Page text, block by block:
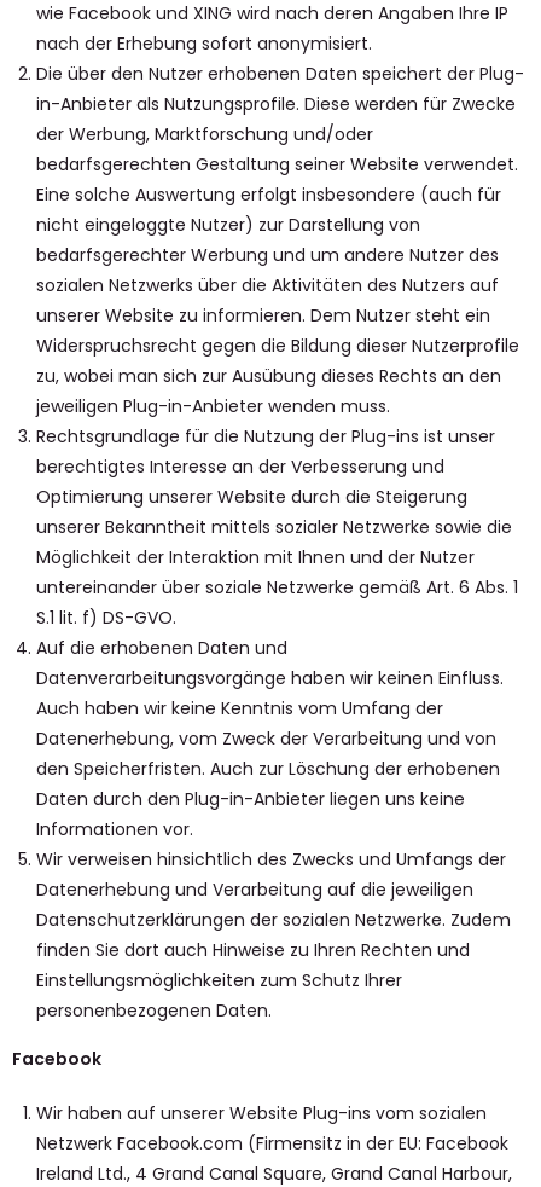
wie Facebook und XING wird nach deren Angaben Ihre IP
nach der Erhebung sofort anonymisiert.
Die über den Nutzer erhobenen Daten speichert der Plug-
in-Anbieter als Nutzungsprofile. Diese werden für Zwecke
der Werbung, Marktforschung und/oder
bedarfsgerechten Gestaltung seiner Website verwendet.
Eine solche Auswertung erfolgt insbesondere (auch für
nicht eingeloggte Nutzer) zur Darstellung von
bedarfsgerechter Werbung und um andere Nutzer des
sozialen Netzwerks über die Aktivitäten des Nutzers auf
unserer Website zu informieren. Dem Nutzer steht ein
Widerspruchsrecht gegen die Bildung dieser Nutzerprofile
zu, wobei man sich zur Ausübung dieses Rechts an den
jeweiligen Plug-in-Anbieter wenden muss.
Rechtsgrundlage für die Nutzung der Plug-ins ist unser
berechtigtes Interesse an der Verbesserung und
Optimierung unserer Website durch die Steigerung
unserer Bekanntheit mittels sozialer Netzwerke sowie die
Möglichkeit der Interaktion mit Ihnen und der Nutzer
untereinander über soziale Netzwerke gemäß Art. 6 Abs. 1
S.1 lit. f) DS-GVO.
Auf die erhobenen Daten und
Datenverarbeitungsvorgänge haben wir keinen Einfluss.
Auch haben wir keine Kenntnis vom Umfang der
Datenerhebung, vom Zweck der Verarbeitung und von
den Speicherfristen. Auch zur Löschung der erhobenen
Daten durch den Plug-in-Anbieter liegen uns keine
Informationen vor.
Wir verweisen hinsichtlich des Zwecks und Umfangs der
Datenerhebung und Verarbeitung auf die jeweiligen
Datenschutzerklärungen der sozialen Netzwerke. Zudem
finden Sie dort auch Hinweise zu Ihren Rechten und
Einstellungsmöglichkeiten zum Schutz Ihrer
personenbezogenen Daten.
Facebook
Wir haben auf unserer Website Plug-ins vom sozialen
Netzwerk Facebook.com (Firmensitz in der EU: Facebook
Ireland Ltd., 4 Grand Canal Square, Grand Canal Harbour,